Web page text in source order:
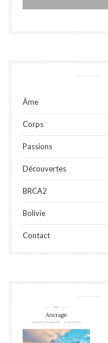
Âme
Corps
Passions
Découvertes
BRCA2
Bolivie
Contact